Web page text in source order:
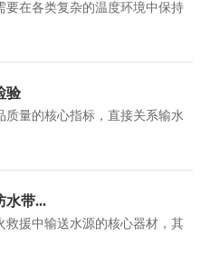
要在各类复杂的温度环境中保持
验
量的核心指标，直接关系输水
水带...
救援中输送水源的核心器材，其